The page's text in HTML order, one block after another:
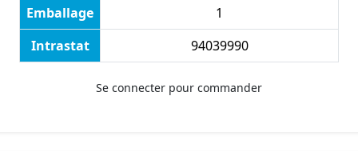
Emballage
1
Intrastat
94039990
Se connecter pour commander